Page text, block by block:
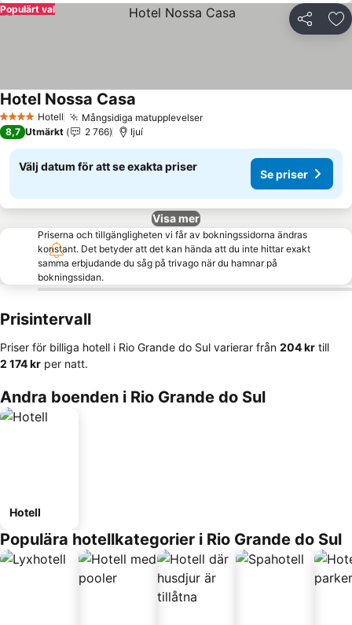
Dela
Populärt val
4 StjärnorHotell Mångsidiga matupplevelser
Hotel Nossa Casa
8,7 Utmärkt 2 766 Ijuí
Välj datum för att se exakta priser
Se priser
Visa mer
Priserna och tillgängligheten vi får av bokningssidorna ändras
konstant. Det betyder att det kan hända att du inte hittar exakt
samma erbjudande du såg på trivago när du hamnar på
bokningssidan.
Prisintervall
Priser för billiga hotell i Rio Grande do Sul varierar från ‎204 kr till
‎2 174 kr per natt.
Andra boenden i Rio Grande do Sul
Hotell
Populära hotellkategorier i Rio Grande do Sul